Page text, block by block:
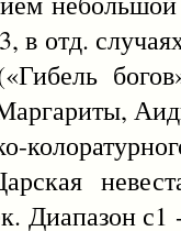
в отд.
Диапазон